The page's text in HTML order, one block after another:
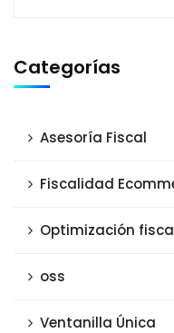
Categorías
Asesoría Fiscal
Fiscalidad
Optimización
oss
Ventanilla Única